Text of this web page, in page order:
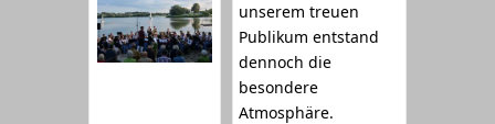
unserem treuen
Publikum entstand
dennoch die
besondere
Atmosphäre.